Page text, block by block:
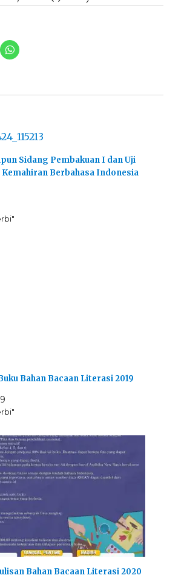
Sidang Pembakuan I dan Uji
Berbahasa Indonesia
Bahan Bacaan Literasi 2019
Bahan Bacaan Literasi 2020